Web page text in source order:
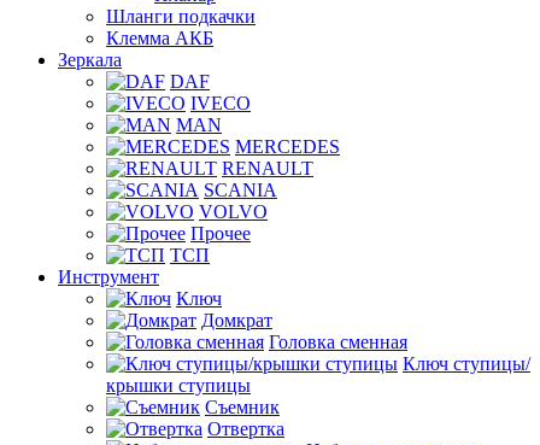
Шланги подкачки
Клемма АКБ
Зеркала
DAF
IVECO
MAN
MERCEDES
RENAULT
SCANIA
VOLVO
Прочее
ТСП
Инструмент
Ключ
Домкрат
Головка сменная
Ключ ступицы/
крышки ступицы
Съемник
Отвертка